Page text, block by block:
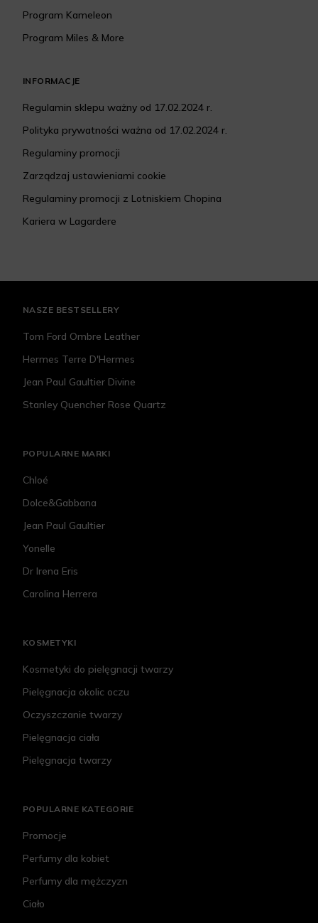
Program Kameleon
Program Miles & More
INFORMACJE
Regulamin sklepu ważny od 17.02.2024 r.
Polityka prywatności ważna od 17.02.2024 r.
Regulaminy promocji
Zarządzaj ustawieniami cookie
Regulaminy promocji z Lotniskiem Chopina
Kariera w Lagardere
NASZE BESTSELLERY
Tom Ford Ombre Leather
Hermes Terre D'Hermes
Jean Paul Gaultier Divine
Stanley Quencher Rose Quartz
POPULARNE MARKI
Chloé
Dolce&Gabbana
Jean Paul Gaultier
Yonelle
Dr Irena Eris
Carolina Herrera
KOSMETYKI
Kosmetyki do pielęgnacji twarzy
Pielęgnacja okolic oczu
Oczyszczanie twarzy
Pielęgnacja ciała
Pielęgnacja twarzy
POPULARNE KATEGORIE
Promocje
Perfumy dla kobiet
Perfumy dla mężczyzn
Ciało